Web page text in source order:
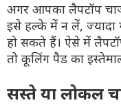
अगर आपका लैपटॉप
इसे हल्के में न लें, ज्यादा
हो सकते हैं। ऐसे में
तो कूलिंग पैड का
सस्ते या लोकल